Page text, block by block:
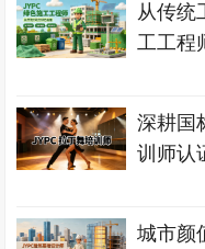
从传统
工工程
深耕国
训师认
城市颜